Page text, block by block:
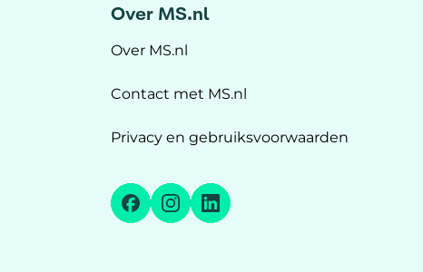
Over MS.nl
Over MS.nl
Contact met MS.nl
Privacy en gebruiksvoorwaarden
FacebookInstagram
LinkedIn